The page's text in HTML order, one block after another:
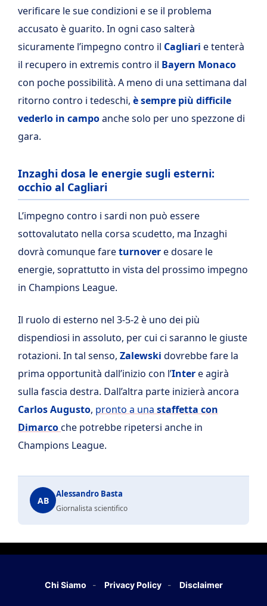
verificare le sue condizioni e se il problema
accusato è guarito. In ogni caso salterà
sicuramente l’impegno contro il Cagliari e tenterà
il recupero in extremis contro il Bayern Monaco
con poche possibilità. A meno di una settimana dal
ritorno contro i tedeschi, è sempre più difficile
vederlo in campoanche solo per uno spezzone di
gara.
Inzaghi dosa le energie sugli esterni:
occhio al Cagliari
L’impegno contro i sardi non può essere
sottovalutato nella corsa scudetto, ma Inzaghi
dovrà comunque fareturnovere dosare le
energie, soprattutto in vista del prossimo impegno
in Champions League.
Il ruolo di esterno nel 3-5-2 è uno dei più
dispendiosi in assoluto, per cui ci saranno le giuste
rotazioni. In tal senso, Zalewski dovrebbe fare la
prima opportunità dall’inizio con l’Intere agirà
sulla fascia destra. Dall’altra parte inizierà ancora
Carlos Augusto, pronto a una staffetta con
Dimarcoche potrebbe ripetersi anche in
Champions League.
AB
Alessandro Basta
Giornalista scientifico
Chi Siamo Privacy Policy Disclaimer